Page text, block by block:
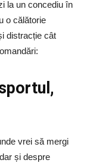
la un concediu în
o călătorie
distracție cât
vrei să mergi
și despre